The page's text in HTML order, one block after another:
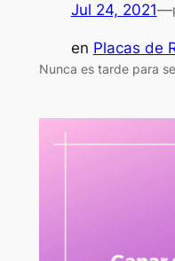
Jul 24, 2021—
en Placas de
Nunca es tarde para